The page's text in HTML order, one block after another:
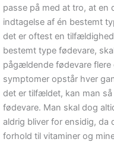
passe på med at tro, at en
indtagelse af én bestemt
det er oftest en
bestemt type fødevare,
pågældende fødevare
symptomer opstår hver
det er tilfældet, kan man
fødevare. Man skal dog
aldrig bliver for ensidig, da
forhold til vitaminer og